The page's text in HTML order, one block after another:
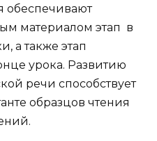
обеспечивают
материалом этап в
а также этап
урока. Развитию
речи способствует
образцов чтения